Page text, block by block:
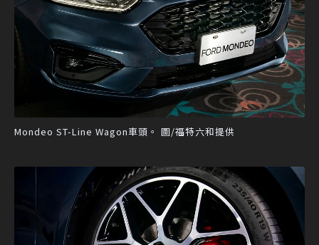
Mondeo ST-Line Wagon車頭。 圖/福特六和提供